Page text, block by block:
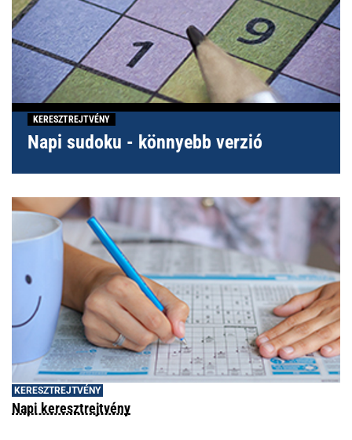
KERESZTREJTVÉNY
Napi sudoku - könnyebb verzió
KERESZTREJTVÉNY
Napi keresztrejtvény